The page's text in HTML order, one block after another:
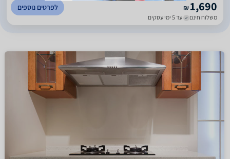
₪1,690
משלוח חינם עד 5 ימי עסקים
לפרטים נוספים